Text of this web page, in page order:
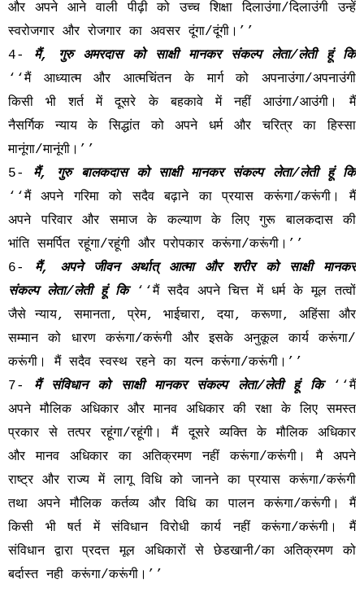
और अपने आने वाली पीढ़ी को उच्च शिक्षा दिलाउंगा/दिलाउंगी उन्हें
स्वरोजगार और रोजगार का अवसर दूंगा/दूंगी।’’
4- मैं, गुरु अमरदास को साक्षी मानकर संकल्प लेता/लेती हूं कि
‘‘मैं आध्यात्म और आत्मचिंतन के मार्ग को अपनाउंगा/अपनाउंगी
किसी भी शर्त में दूसरे के बहकावे में नहीं आउंगा/आउंगी। मैं
नैसर्गिक न्याय के सिद्धांत को अपने धर्म और चरित्र का हिस्सा
मानूंगा/मानूंगी।’’
5- मैं, गुरु बालकदास को साक्षी मानकर संकल्प लेता/लेती हूं कि
‘‘मैं अपने गरिमा को सदैव बढ़ाने का प्रयास करूंगा/करूंगी। मैं
अपने परिवार और समाज के कल्याण के लिए गुरू बालकदास की
भांति समर्पित रहूंगा/रहूंगी और परोपकार करूंगा/करूंगी।’’
6- मैं, अपने जीवन अर्थात् आत्मा और शरीर को साक्षी मानकर
संकल्प लेता/लेती हूं कि‘‘मैं सदैव अपने चित्त में धर्म के मूल तत्वों
जैसे न्याय, समानता, प्रेम, भाईचारा, दया, करूणा, अहिंसा और
सम्मान को धारण करूंगा/करूंगी और इसके अनुकूल कार्य करूंगा/
करूंगी। मैं सदैव स्वस्थ रहने का यत्न करूंगा/करूंगी।’’
7- मैं संविधान को साक्षी मानकर संकल्प लेता/लेती हूं कि‘‘मैं
अपने मौलिक अधिकार और मानव अधिकार की रक्षा के लिए समस्त
प्रकार से तत्पर रहूंगा/रहूंगी। मैं दूसरे व्यक्ति के मौलिक अधिकार
और मानव अधिकार का अतिक्रमण नहीं करूंगा/करूंगी। मै अपने
राष्ट्र और राज्य में लागू विधि को जानने का प्रयास करूंगा/करूंगी
तथा अपने मौलिक कर्तव्य और विधि का पालन करूंगा/करूंगी। मैं
किसी भी षर्त में संविधान विरोधी कार्य नहीं करूंगा/करूंगी। मैं
संविधान द्वारा प्रदत्त मूल अधिकारों से छेडखानी/का अतिक्रमण को
बर्दास्त नही करूंगा/करूंगी।’’